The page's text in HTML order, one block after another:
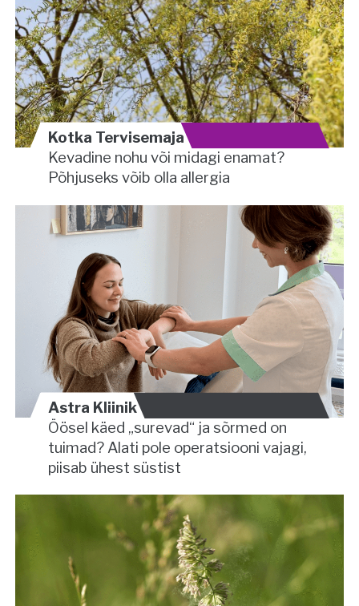
Kotka Tervisemaja
Kevadine nohu või midagi enamat?
Põhjuseks võib olla allergia
Astra Kliinik
Öösel käed „surevad“ ja sõrmed on
tuimad? Alati pole operatsiooni vajagi,
piisab ühest süstist